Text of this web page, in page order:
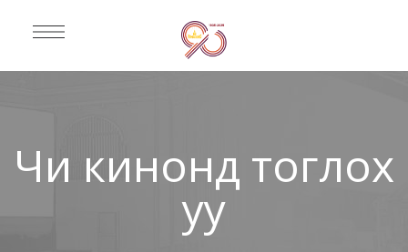
Чи кинонд тоглох
уу